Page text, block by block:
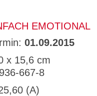
EMOTIONAL
01.09.2015
x 15,6 cm
667-8
(A)